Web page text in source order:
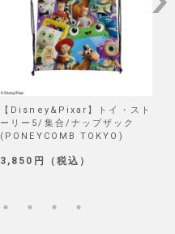
【Disney&Pixar】トイ・スト
ーリー5/集合/ナップザック
(PONEYCOMB TOKYO)
3,850円（税込）